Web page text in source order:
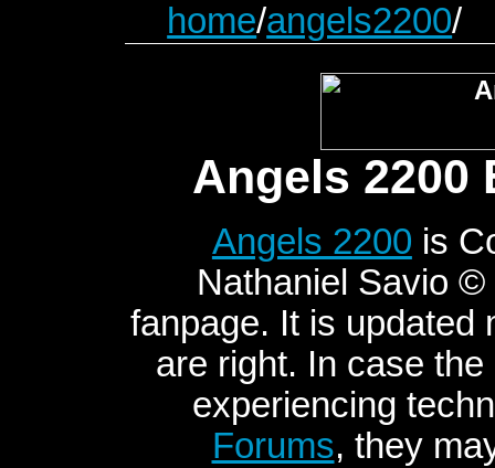
home/angels2200/
Angels 2200
Angels 2200 is
Nathaniel Savio
fanpage. It is updated
are right. In case
experiencing
Forums, they